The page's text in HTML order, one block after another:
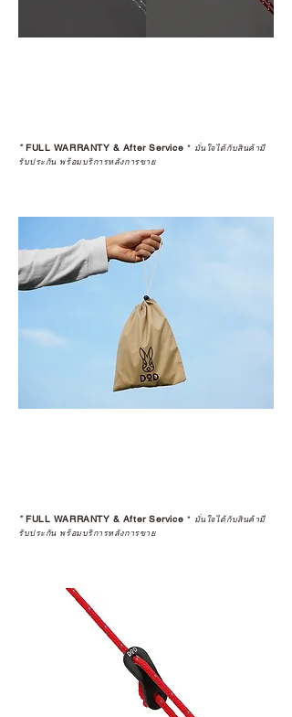
*FULL WARRANTY & After Service * มั่นใจได้กับสินค้ามี
รับประกัน พร้อมบริการหลังการขาย
*FULL WARRANTY & After Service * มั่นใจได้กับสินค้ามี
รับประกัน พร้อมบริการหลังการขาย